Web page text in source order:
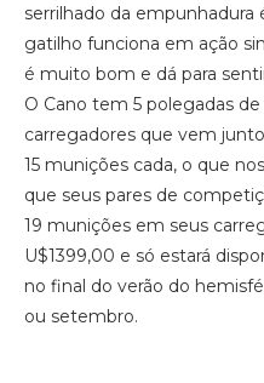
serrilhado da
gatilho funciona em ação
é muito bom e dá para
O Cano tem 5 polegadas
carregadores que vem
15 munições cada, o que
que seus pares de
19 munições em seus
U$1399,00 e só estará
no final do verão do
ou setembro.